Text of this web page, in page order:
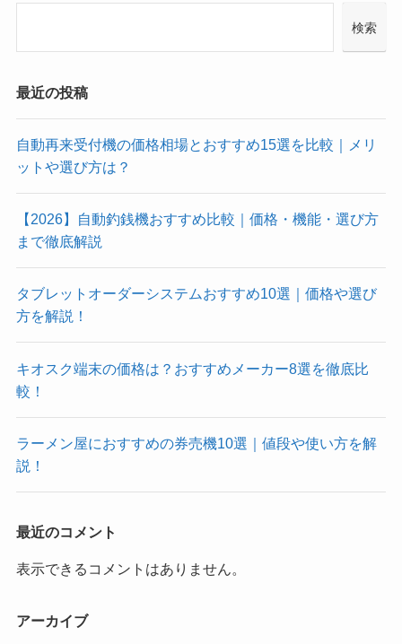
検索
最近の投稿
自動再来受付機の価格相場とおすすめ15選を比較｜メリ
ットや選び方は？
【2026】自動釣銭機おすすめ比較｜価格・機能・選び方
まで徹底解説
タブレットオーダーシステムおすすめ10選｜価格や選び
方を解説！
キオスク端末の価格は？おすすめメーカー8選を徹底比
較！
ラーメン屋におすすめの券売機10選｜値段や使い方を解
説！
最近のコメント
表示できるコメントはありません。
アーカイブ